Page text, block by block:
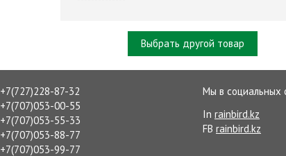
Выбрать другой товар
+7(727)228-87-32
+7(707)053-00-55
+7(707)053-55-33
+7(707)053-88-77
+7(707)053-99-77
Мы в социальных
In rainbird.kz
FB rainbird.kz